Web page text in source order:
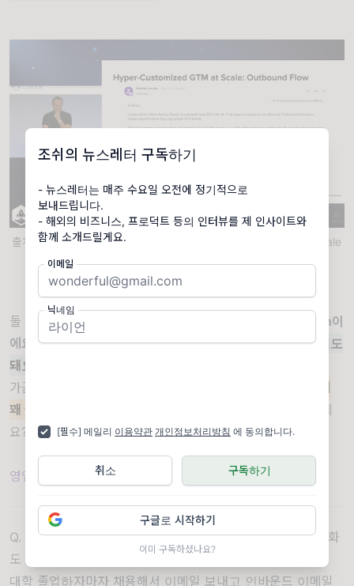
조쉬의 뉴스레터 구독하기
- 뉴스레터는 매주 수요일 오전에 정기적으로
보내드립니다.
- 해외의 비즈니스, 프로덕트 등의 인터뷰를 제 인사이트와
함께 소개드릴게요.
이메일
닉네임
[필수] 메일리 이용약관 개인정보처리방침 에 동의합니다.
구독하기
취소
구글로 시작하기
이미 구독하셨나요?
출처 : How to Use AI to Hyper-Customize Go-To-Market at Scale
with SaaStr's CEO and Chief AI Officer 캡처
둘 다 해봤어요.
"Digital Amelia예요" 또는 "Digital Jason이
에요" 라고 하기도 하고, 숨기기도 했어요.결론은, 그냥 보내도
돼요. 아무도 신경 안 써요.
가끔 창업자들이 이메일에 답장해요.
꽤 좋네요. 미팅 잡을 수 있어요?"
이게 다 말해주는 거 아니에
요?
영업 직종의 미래: 누가 살아남을 것인가
Q. AI가 이메일도 보내고, 인바운드도 처리하고, 리드 재활성화
도 한다면, 기존에 이 일을 하던 영업 인력은 어떻게 되나요?
대학 졸업하자마자 채용해서 이메일 보내고 인바운드 이메일